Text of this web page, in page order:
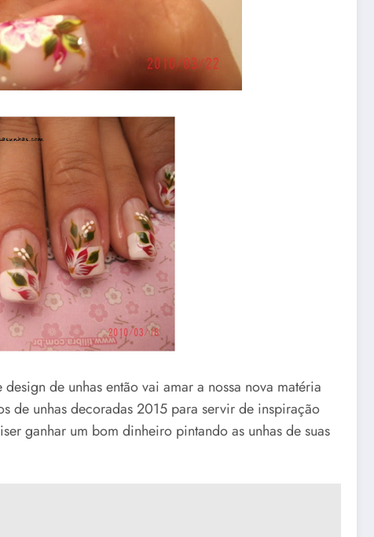
de unhas então vai amar a nossa nova matéria
de unhas decoradas 2015 para servir de inspiração
ganhar um bom dinheiro pintando as unhas de suas